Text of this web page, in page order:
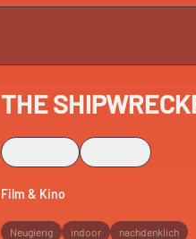
THE
Film & Kino
Neugierig indoor nachdenklich